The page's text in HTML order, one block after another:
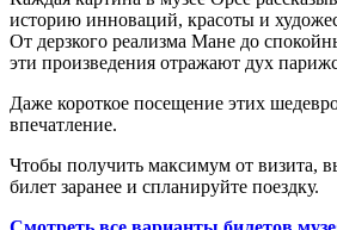
историю инноваций, красоты и
От дерзкого реализма Мане до
эти произведения отражают дух
Даже короткое посещение этих
впечатление.
Чтобы получить максимум от визита,
билет заранее и спланируйте поездку.